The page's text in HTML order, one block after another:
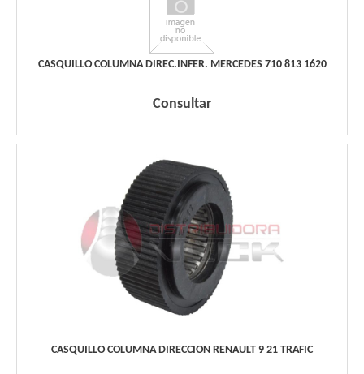
CASQUILLO COLUMNA DIREC.INFER. MERCEDES 710 813 1620
Consultar
CASQUILLO COLUMNA DIRECCION RENAULT 9 21 TRAFIC